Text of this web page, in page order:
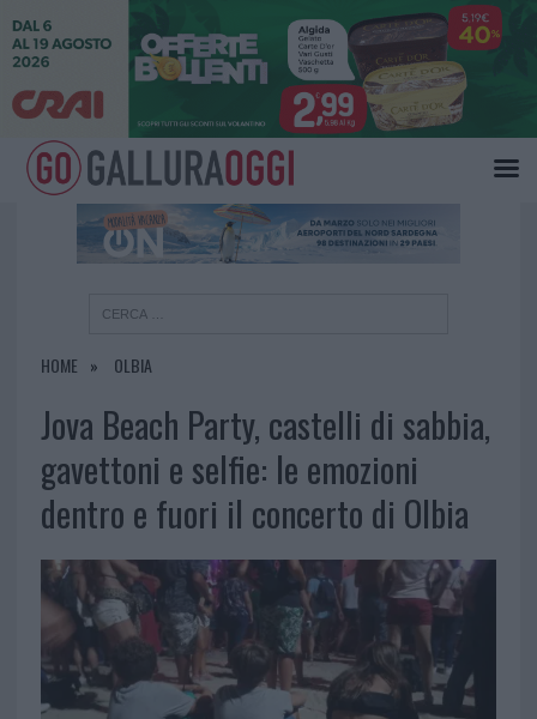
HOME OLBIA
Jova Beach Party, castelli di sabbia,
gavettoni e selfie: le emozioni
dentro e fuori il concerto di Olbia
×